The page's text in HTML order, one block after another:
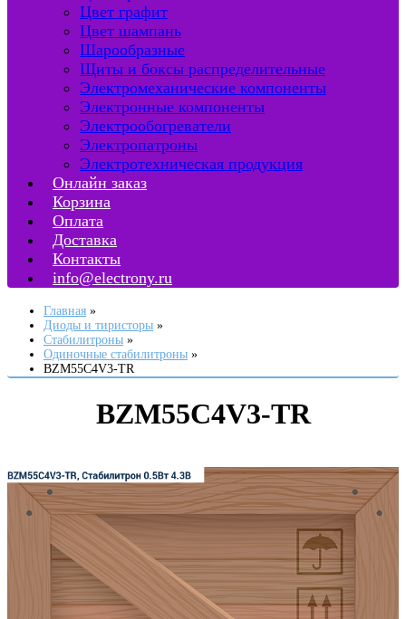
Цвет графит
Цвет шампань
Шарообразные
Щиты и боксы распределительные
Электромеханические компоненты
Электронные компоненты
Электрообогреватели
Электропатроны
Электротехническая продукция
Онлайн заказ
Корзина
Оплата
Доставка
Контакты
info@electrony.ru
Главная
Диоды и тиристоры
Стабилитроны
Одиночные стабилитроны
BZM55C4V3-TR
BZM55C4V3-TR